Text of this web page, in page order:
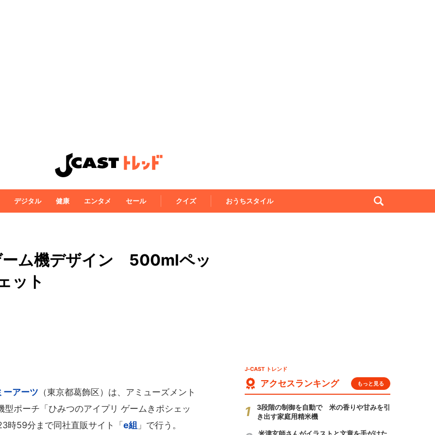
デジタル 健康 エンタメ セール クイズ おうちスタイル
ーム機デザイン 500mlペッ
ット
ーアーツ （東京都葛飾区）は、アミューズメント
ポーチ「ひみつのアイプリ ゲームきポシェッ
時59分まで同社直販サイト「 e組 」で行う。
J-CAST トレンド
アクセスランキング もっと見る
3段階の制御を自動で 米の香りや甘みを引
き出す家庭用精米機
米津玄師さんがイラストと文章を手がけた